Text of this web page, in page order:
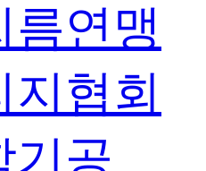
름연맹
지협회
기공